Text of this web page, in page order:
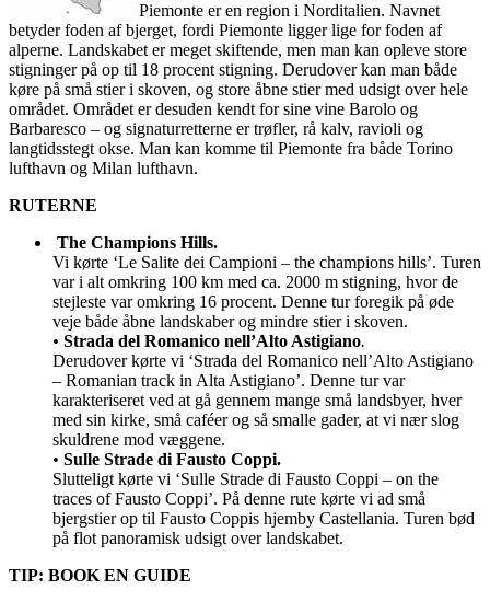
Piemonte er en region i Norditalien. Navnet
betyder foden af bjerget, fordi Piemonte ligger lige for foden af
alperne. Landskabet er meget skiftende, men man kan opleve store
stigninger på op til 18 procent stigning. Derudover kan man både
køre på små stier i skoven, og store åbne stier med udsigt over hele
området. Området er desuden kendt for sine vine Barolo og
Barbaresco – og signaturretterne er trøfler, rå kalv, ravioli og
langtidsstegt okse. Man kan komme til Piemonte fra både Torino
lufthavn og Milan lufthavn.
RUTERNE
The Champions Hills.
Vi kørte ‘Le Salite dei Campioni – the champions hills’. Turen
var i alt omkring 100 km med ca. 2000 m stigning, hvor de
stejleste var omkring 16 procent. Denne tur foregik på øde
veje både åbne landskaber og mindre stier i skoven.
• Strada del Romanico nell’Alto Astigiano.
Derudover kørte vi ‘Strada del Romanico nell’Alto Astigiano
– Romanian track in Alta Astigiano’. Denne tur var
karakteriseret ved at gå gennem mange små landsbyer, hver
med sin kirke, små caféer og så smalle gader, at vi nær slog
skuldrene mod væggene.
• Sulle Strade di Fausto Coppi.
Slutteligt kørte vi ‘Sulle Strade di Fausto Coppi – on the
traces of Fausto Coppi’. På denne rute kørte vi ad små
bjergstier op til Fausto Coppis hjemby Castellania. Turen bød
på flot panoramisk udsigt over landskabet.
TIP: BOOK EN GUIDE